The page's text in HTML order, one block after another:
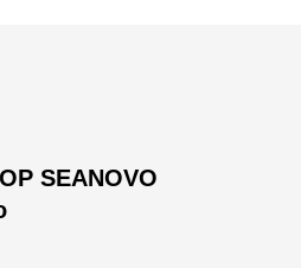
SEANOVO